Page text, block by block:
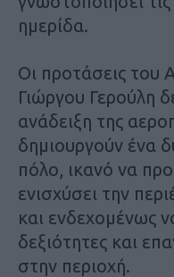
ημερίδα.
Οι προτάσεις του
Γιώργου Γερούλη
ανάδειξη της
δημιουργούν ένα
πόλο, ικανό να
ενισχύσει την
και ενδεχομένως
δεξιότητες και
στην περιοχή.